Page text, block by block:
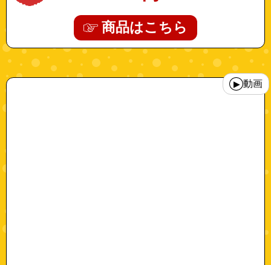
商品はこちら
"10005409"
▶ 動画